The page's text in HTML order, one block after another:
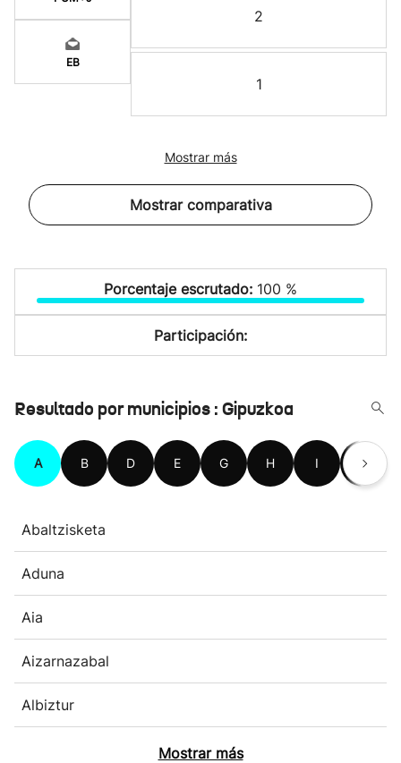
EB
2
1
Mostrar más
Mostrar comparativa
Porcentaje escrutado: 100 %
Participación:
Resultado por municipios : Gipuzkoa
A B D E G H I L
Abaltzisketa
Aduna
Aia
Aizarnazabal
Albiztur
Mostrar más